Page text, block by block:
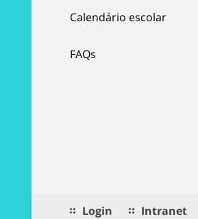
Calendário escolar
FAQs
Login Intranet